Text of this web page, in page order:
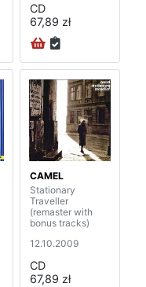
CD
67,89 zł
CAMEL
Stationary
Traveller
(remaster with
bonus tracks)
12.10.2009
CD
67,89 zł